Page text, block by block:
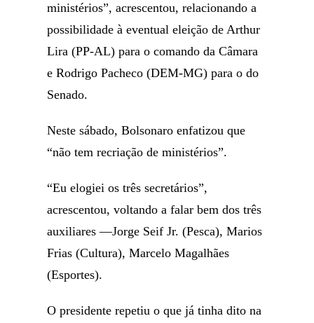
ministérios”, acrescentou, relacionando a
possibilidade à eventual eleição de Arthur
Lira (PP-AL) para o comando da Câmara
e Rodrigo Pacheco (DEM-MG) para o do
Senado.
Neste sábado, Bolsonaro enfatizou que
“não tem recriação de ministérios”.
“Eu elogiei os três secretários”,
acrescentou, voltando a falar bem dos três
auxiliares —Jorge Seif Jr. (Pesca), Marios
Frias (Cultura), Marcelo Magalhães
(Esportes).
O presidente repetiu o que já tinha dito na